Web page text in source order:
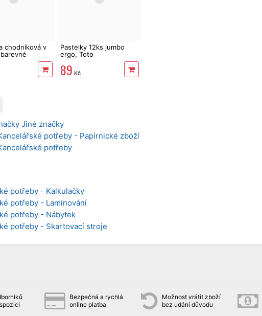
chodníková v
Pastelky 12ks jumbo
ergo, Toto
89 Kč
Jiné značky
potřeby - Papírnické zboží
potřeby
potřeby - Kalkulačky
potřeby - Laminování
potřeby - Nábytek
potřeby - Skartovací stroje
Bezpečná a rychlá
online platba
Možnost vrátit zboží
bez udání důvodu